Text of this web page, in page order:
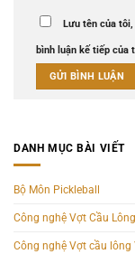
Lưu tên của
bình luận kế tiếp của
DANH MỤC BÀI VIẾT
Bộ Môn Pickleball
Công nghệ Vợt Cầu Lông
Công nghệ Vợt cầu lông